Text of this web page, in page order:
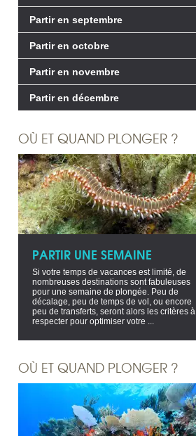
Partir en septembre
Partir en octobre
Partir en novembre
Partir en décembre
OÙ ET QUAND PLONGER ?
PARTIR UNE SEMAINE
Si votre temps de vacances est limité, de
nombreuses destinations sont fabuleuses
pour une semaine de plongée. Peu de
décalage, peu de temps de vol, ou encore
peu de transferts, seront alors les critères à
respecter pour optimiser votre ...
OÙ ET QUAND PLONGER ?